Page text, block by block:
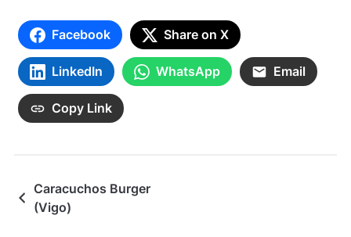
Facebook Share on X
LinkedIn WhatsApp Email
Copy Link
Caracuchos Burger
(Vigo)